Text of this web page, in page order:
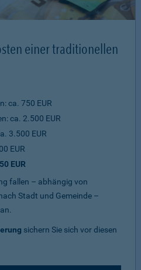
einer traditionellen
ca. 750 EUR
ca. 2.500 EUR
3.500 EUR
EUR
EUR
fallen – abhängig von
Stadt und Gemeinde –
sichern Sie sich vor diesen